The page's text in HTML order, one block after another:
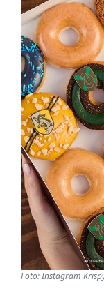
Foto: Instagram